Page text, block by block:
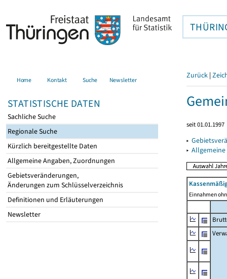
Home Kontakt Suche Newsletter
STATISTISCHE DATEN
Sachliche Suche
Regionale Suche
Kürzlich bereitgestellte Daten
Allgemeine Angaben, Zuordnungen
Gebietsveränderungen,
Änderungen zum Schlüsselverzeichnis
Definitionen und Erläuterungen
Newsletter
Zurück |
seit 01.01.1997
▸
▸
Einnahmen